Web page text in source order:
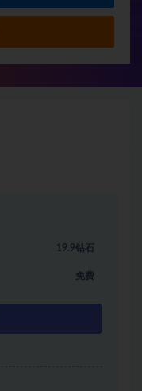
19.9钻石
免费